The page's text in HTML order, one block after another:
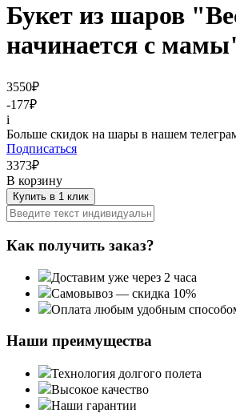
Букет из шаров
начинается с
3550₽
-177₽
i
Больше скидок на шары в нашем
Подписаться
3373₽
В корзину
Купить в 1 клик
Как получить заказ?
Доставим уже через 2 часа
Самовывоз — скидка 10%
Оплата любым удобным
Наши преимущества
Технология долгого полета
Высокое качество
Наши гарантии